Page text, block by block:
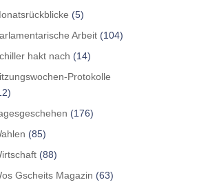
(5)
Arbeit (104)
hakt nach (14)
Protokolle
(176)
(85)
(88)
Gscheits Magazin (63)